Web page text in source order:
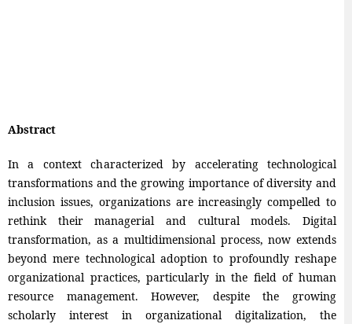
Abstract
In a context characterized by accelerating technological
transformations and the growing importance of diversity and
inclusion issues, organizations are increasingly compelled to
rethink their managerial and cultural models. Digital
transformation, as a multidimensional process, now extends
beyond mere technological adoption to profoundly reshape
organizational practices, particularly in the field of human
resource management. However, despite the growing
scholarly interest in organizational digitalization, the